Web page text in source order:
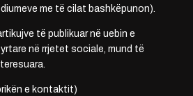
me të cilat bashkëpunon).
të publikuar në uebin e
në rrjetet sociale, mund të
e kontaktit)